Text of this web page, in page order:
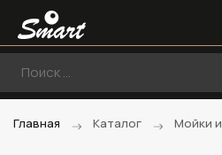
Главная Каталог Мойки